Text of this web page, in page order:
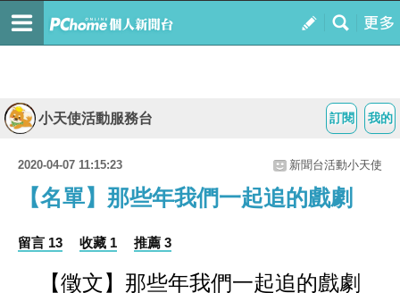
我的
訂閱
小天使活動服務台
2020-04-07 11:15:23 新聞台活動小天使
【名單】那些年我們一起追的戲劇
留言 13 收藏 1 推薦 3
【徵文】那些年我們一起追的戲劇